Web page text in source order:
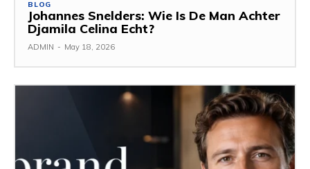
BLOG
Johannes Snelders: Wie Is De Man Achter
Djamila Celina Echt?
ADMIN - May 18, 2026